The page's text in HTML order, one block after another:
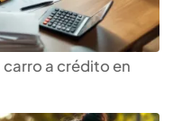
a crédito en